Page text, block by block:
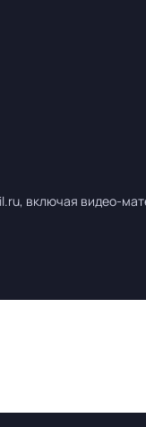
включая видео-